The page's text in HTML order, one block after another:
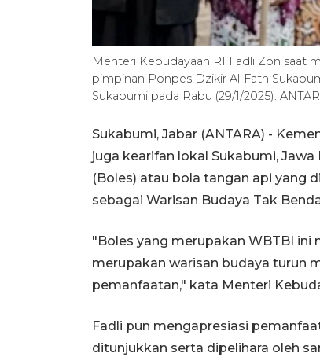
Menteri Kebudayaan RI Fadli Zon saat
pimpinan Ponpes Dzikir Al-Fath
Sukabumi pada Rabu (29/1/2025).
Sukabumi, Jabar (ANTARA) -
juga kearifan lokal Sukabumi, Jawa
(Boles) atau bola tangan api yang
sebagai Warisan Budaya Tak
"Boles yang merupakan WBTBI
merupakan warisan budaya turun
pemanfaatan," kata Menteri
Fadli pun mengapresiasi
ditunjukkan serta dipelihara oleh